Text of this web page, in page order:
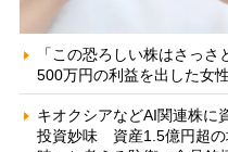
「この恐ろしい株はさっ
500万円の利益を出した女
キオクシアなどAI関連株に
投資妙味 資産1.5億円超の